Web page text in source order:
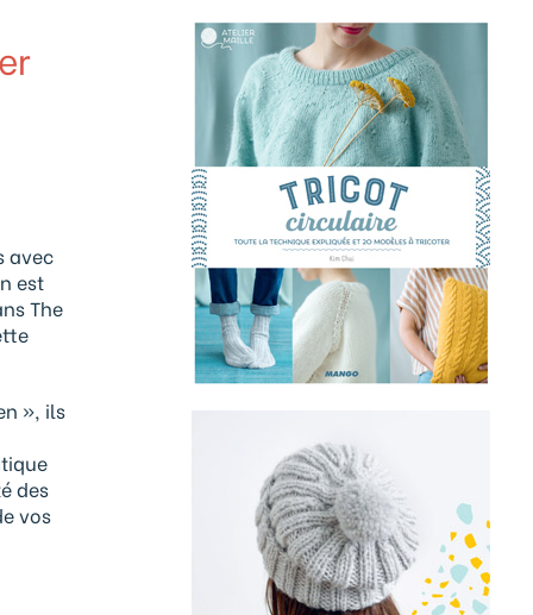
avec
est
The
», ils
des
vos